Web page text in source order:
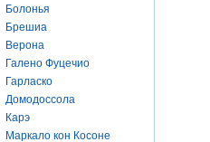
Болонья
Брешиа
Верона
Галено Фуцечио
Гарласко
Домодоссола
Карэ
Маркало кон Косоне